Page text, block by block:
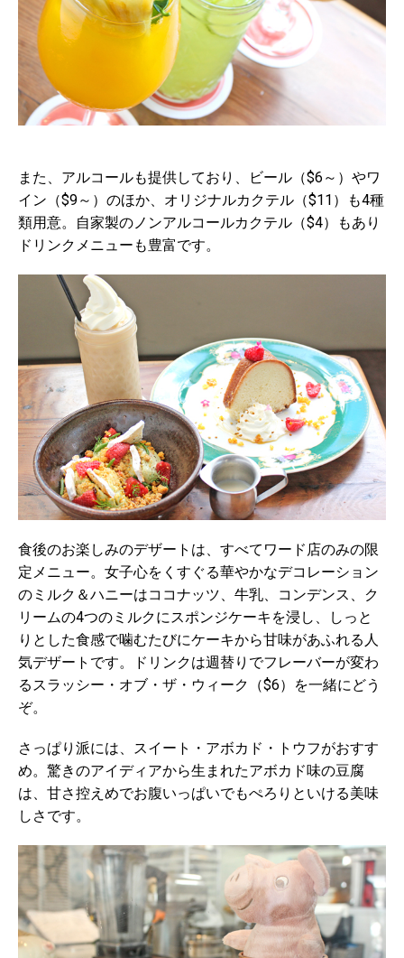
また、アルコールも提供しており、ビール（$6～）やワ
イン（$9～）のほか、オリジナルカクテル（$11）も4種
類用意。自家製のノンアルコールカクテル（$4）もあり
ドリンクメニューも豊富です。
食後のお楽しみのデザートは、すべてワード店のみの限
定メニュー。女子心をくすぐる華やかなデコレーション
のミルク＆ハニーはココナッツ、牛乳、コンデンス、ク
リームの4つのミルクにスポンジケーキを浸し、しっと
りとした食感で噛むたびにケーキから甘味があふれる人
気デザートです。ドリンクは週替りでフレーバーが変わ
るスラッシー・オブ・ザ・ウィーク（$6）を一緒にどう
ぞ。
さっぱり派には、スイート・アボカド・トウフがおすす
め。驚きのアイディアから生まれたアボカド味の豆腐
は、甘さ控えめでお腹いっぱいでもぺろりといける美味
しさです。